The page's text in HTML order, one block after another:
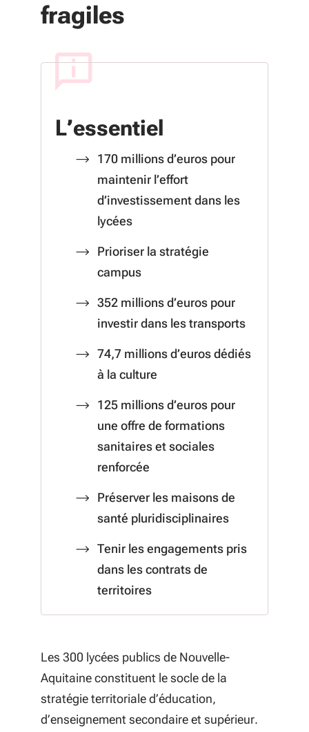
fragiles
L’essentiel
170 millions d’euros pour
maintenir l’effort
d’investissement dans les
lycées
Prioriser la stratégie
campus
352 millions d’euros pour
investir dans les transports
74,7 millions d’euros dédiés
à la culture
125 millions d’euros pour
une offre de formations
sanitaires et sociales
renforcée
Préserver les maisons de
santé pluridisciplinaires
Tenir les engagements pris
dans les contrats de
territoires
Les 300 lycées publics de Nouvelle-
Aquitaine constituent le socle de la
stratégie territoriale d’éducation,
d’enseignement secondaire et supérieur.